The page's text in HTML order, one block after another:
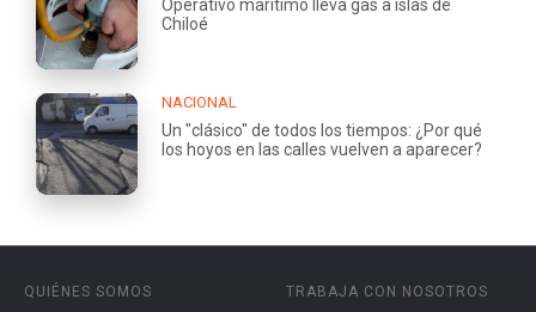
Operativo marítimo lleva gas a islas de
Chiloé
NACIONAL
Un "clásico" de todos los tiempos: ¿Por qué
los hoyos en las calles vuelven a aparecer?
QUIÉNES SOMOS
TRABAJA CON NOSOTROS